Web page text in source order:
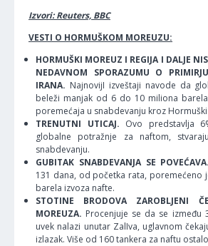
Izvori: Reuters, BBC
VESTI O HORMUŠKOM MOREUZU:
HORMUŠKI MOREUZ I REGIJA I DALJE
NEDAVNOM SPORAZUMU O
IRANA. NajnovijI izveštaji navode da
beleži manjak od 6 do 10 miliona
poremećaja u snabdevanju kroz
TRENUTNI UTICAJ. Ovo predstavlja
globalne potražnje za naftom,
snabdevanju.
GUBITAK SNABDEVANJA SE
131 dana, od početka rata, poremećeno
barela izvoza nafte.
STOTINE BRODOVA ZAROBLJENI
MOREUZA. Procenjuje se da se između
uvek nalazi unutar ZalIva, uglavnom
izlazak. Više od 160 tankera za naftu